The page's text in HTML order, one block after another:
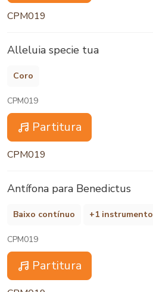
CPM019
Alleluia specie tua
Coro
CPM019
Partitura
CPM019
Antífona para Benedictus
Baixo contínuo +1 instrumento
CPM019
Partitura